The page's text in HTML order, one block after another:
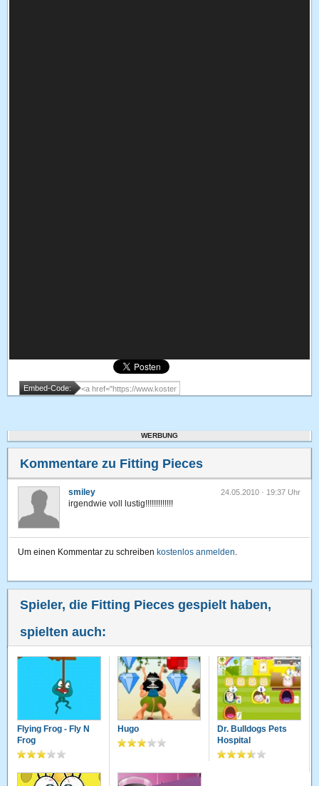
Embed-Code:
WERBUNG
Kommentare zu Fitting Pieces
smiley 24.05.2010 · 19:37 Uhr
irgendwie voll lustig!!!!!!!!!!!!!
Um einen Kommentar zu schreiben kostenlos anmelden.
Spieler, die Fitting Pieces gespielt haben,
spielten auch:
Flying Frog - Fly N
Frog
Hugo
Dr. Bulldogs Pets
Hospital